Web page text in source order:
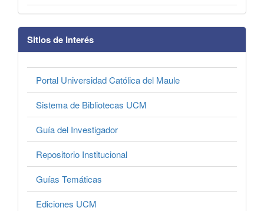
Sitios de Interés
Portal Universidad Católica del Maule
Sistema de Bibliotecas UCM
Guía del Investigador
Repositorio Institucional
Guías Temáticas
Ediciones UCM